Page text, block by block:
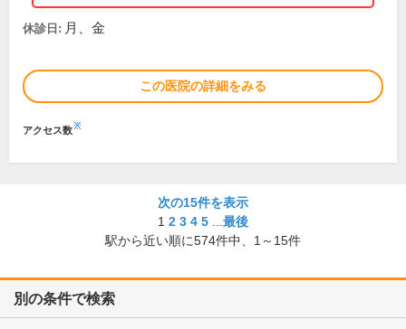
休診日: 月、金
この医院の詳細をみる
アクセス数※
次の15件を表示
1 2 3 4 5
最後
駅から近い順に574件中、 1～15件
別の条件で検索